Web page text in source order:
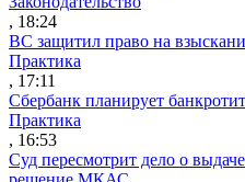
, 18:24
ВС защитил право на
Практика
, 17:11
Сбербанк планирует
Практика
, 16:53
Суд пересмотрит дело о